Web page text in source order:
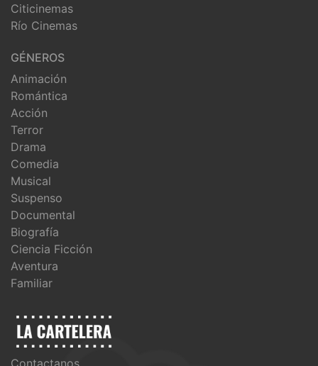
Citicinemas
Río Cinemas
GÉNEROS
Animación
Romántica
Acción
Terror
Drama
Comedia
Musical
Suspenso
Documental
Biografía
Ciencia Ficción
Aventura
Familiar
Contactanos